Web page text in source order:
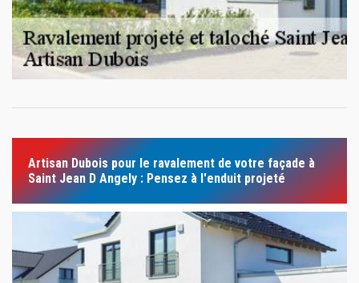
Artisan Dubois pour le ravalement de votre façade à
Saint Jean D Angely : Pensez à l'enduit projeté